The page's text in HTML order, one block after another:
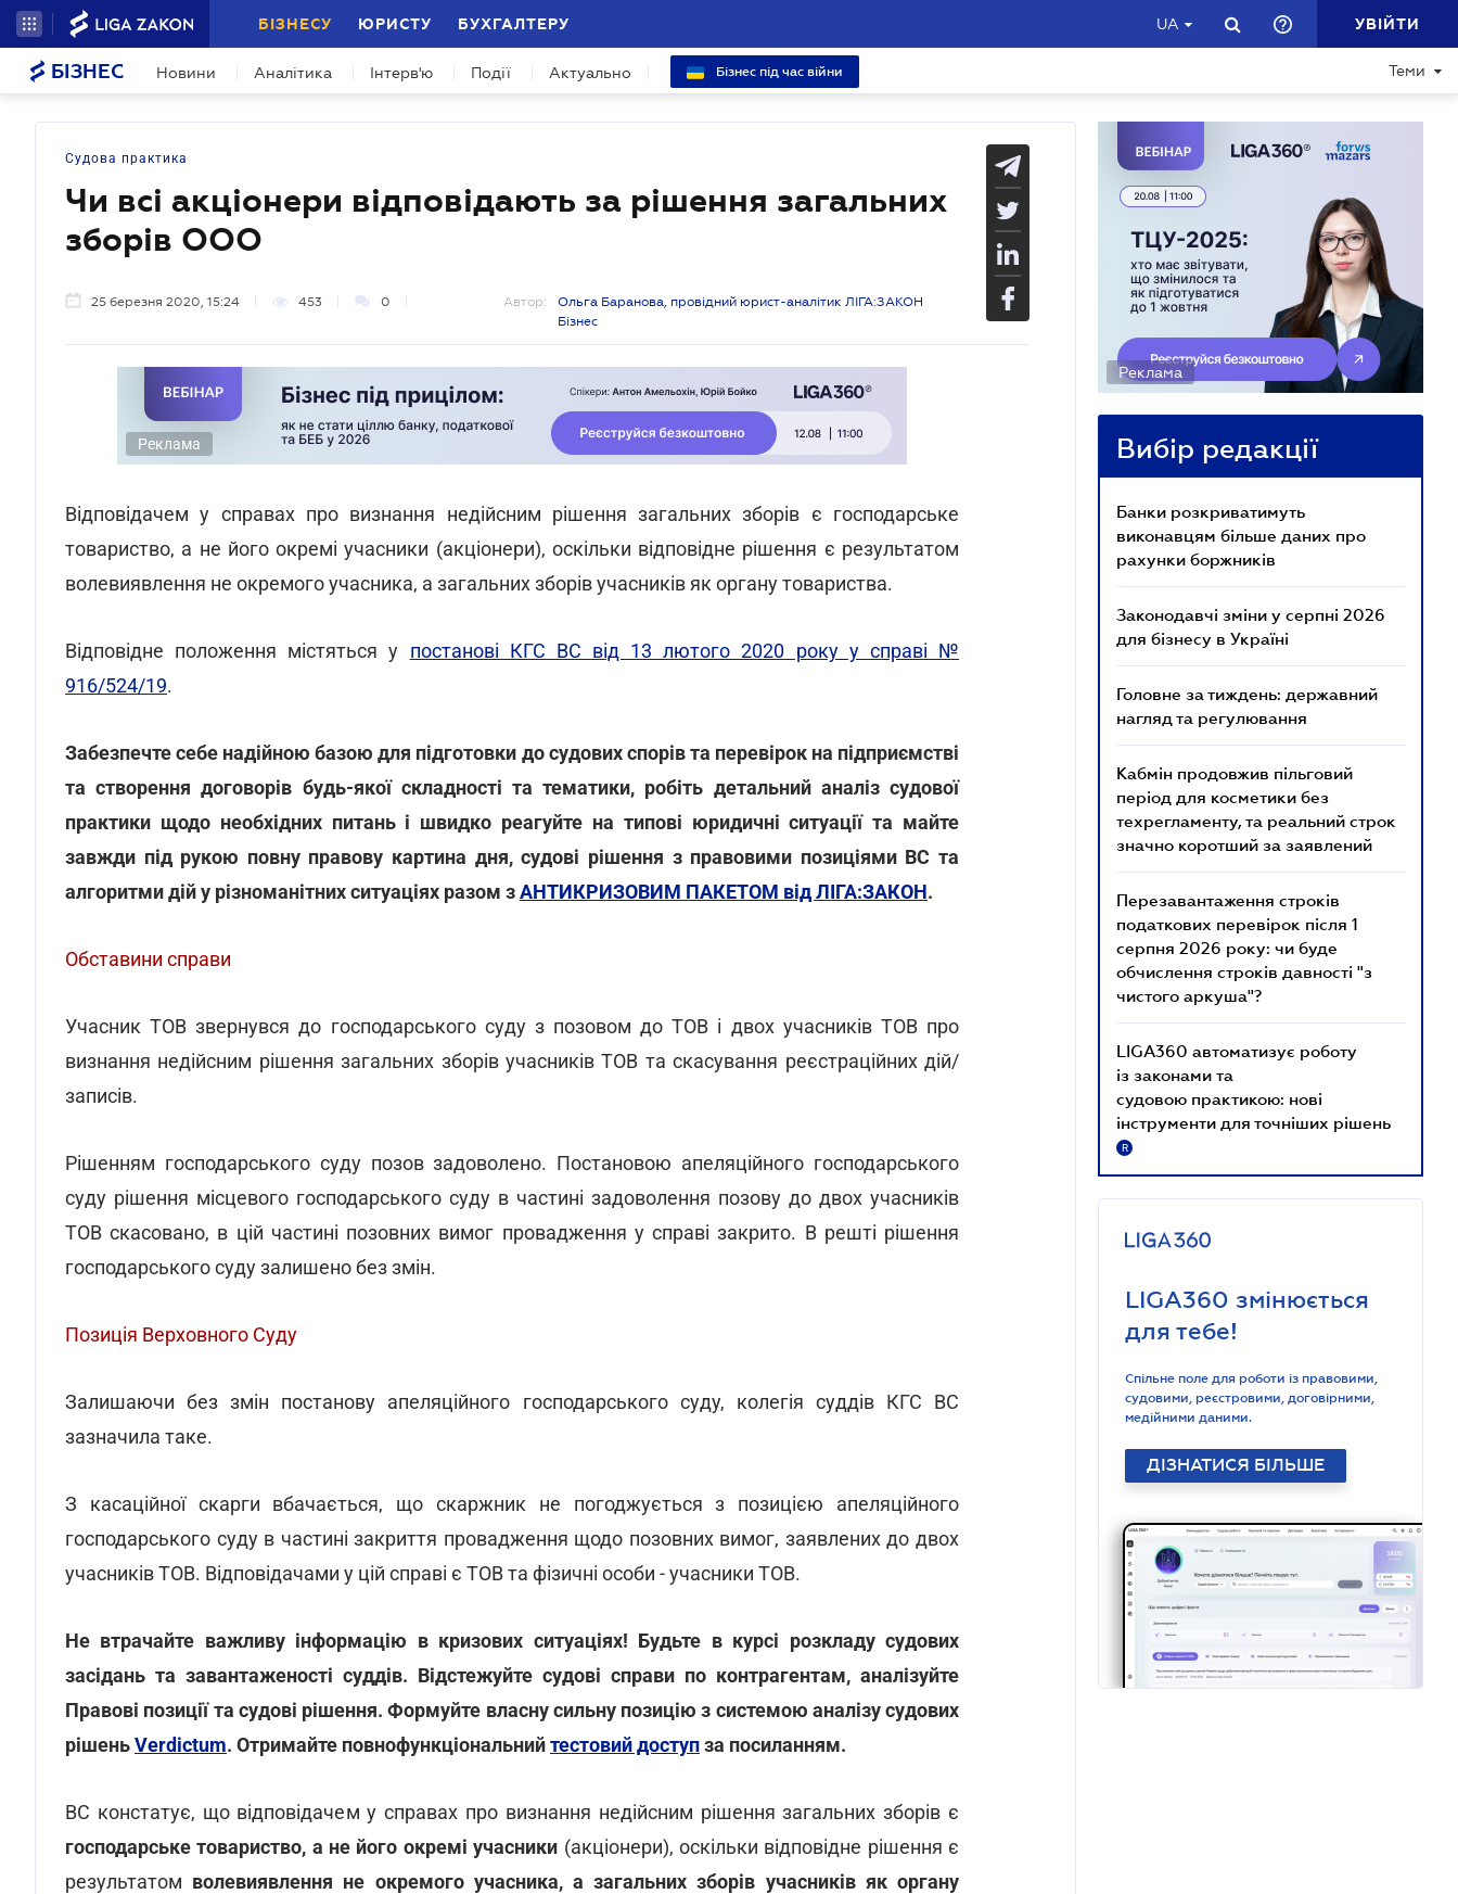
БІЗНЕСУ ЮРИСТУ БУХГАЛТЕРУ UA УВІЙТИ
БІЗНЕС Новини Аналітика Інтерв'ю Події Актуально Бізнес під час війни Теми
Судова практика
Чи всі акціонери відповідають за рішення загальних
зборів ООО
25 березня 2020, 15:24 453 0 Автор:
Ольга Баранова, провідний юрист-аналітик ЛІГА:ЗАКОН
Бізнес
Реклама
Відповідачем у справах про визнання недійсним рішення загальних зборів є господарське
товариство, а не його окремі учасники (акціонери), оскільки відповідне рішення є результатом
волевиявлення не окремого учасника, а загальних зборів учасників як органу товариства.
Відповідне положення містяться у постанові КГС ВС від 13 лютого 2020 року у справі №
916/524/19.
Забезпечте себе надійною базою для підготовки до судових спорів та перевірок на підприємстві
та створення договорів будь-якої складності та тематики, робіть детальний аналіз судової
практики щодо необхідних питань і швидко реагуйте на типові юридичні ситуації та майте
завжди під рукою повну правову картина дня, судові рішення з правовими позиціями ВС та
алгоритми дій у різноманітних ситуаціях разом зАНТИКРИЗОВИМ ПАКЕТОМ від ЛІГА:ЗАКОН.
Обставини справи
Учасник ТОВ звернувся до господарського суду з позовом до ТОВ і двох учасників ТОВ про
визнання недійсним рішення загальних зборів учасників ТОВ та скасування реєстраційних дій/
записів.
Рішенням господарського суду позов задоволено. Постановою апеляційного господарського
суду рішення місцевого господарського суду в частині задоволення позову до двох учасників
ТОВ скасовано, в цій частині позовних вимог провадження у справі закрито. В решті рішення
господарського суду залишено без змін.
Позиція Верховного Суду
Залишаючи без змін постанову апеляційного господарського суду, колегія суддів КГС ВС
зазначила таке.
З касаційної скарги вбачається, що скаржник не погоджується з позицією апеляційного
господарського суду в частині закриття провадження щодо позовних вимог, заявлених до двох
учасників ТОВ. Відповідачами у цій справі є ТОВ та фізичні особи - учасники ТОВ.
Не втрачайте важливу інформацію в кризових ситуаціях! Будьте в курсі розкладу судових
засідань та завантаженості суддів. Відстежуйте судові справи по контрагентам, аналізуйте
Правові позиції та судові рішення. Формуйте власну сильну позицію з системою аналізу судових
рішеньVerdictum. Отримайте повнофункціональнийтестовий доступза посиланням.
ВС констатує, що відповідачем у справах про визнання недійсним рішення загальних зборів є
господарське товариство, а не його окремі учасники (акціонери), оскільки відповідне рішення є
результатом волевиявлення не окремого учасника, а загальних зборів учасників як органу
Реклама
Вибір редакції
Банки розкриватимуть
виконавцям більше даних про
рахунки боржників
Законодавчі зміни у серпні 2026
для бізнесу в Україні
Головне за тиждень: державний
нагляд та регулювання
Кабмін продовжив пільговий
період для косметики без
техрегламенту, та реальний строк
значно коротший за заявлений
Перезавантаження строків
податкових перевірок після 1
серпня 2026 року: чи буде
обчислення строків давності "з
чистого аркуша"?
LIGA360 автоматизує роботу
із законами та
судовою практикою: нові
інструменти для точніших рішень
R
LIGA360 змінюється
для тебе!
Спільне поле для роботи із правовими,
судовими, реєстровими, договірними,
медійними даними.
ДІЗНАТИСЯ БІЛЬШЕ